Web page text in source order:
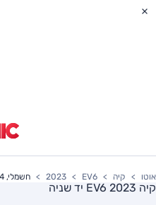
אוטו קיה EV6
2023 חשמלי, GT-Line , 4x4
קיה EV6 2023 יד שניה